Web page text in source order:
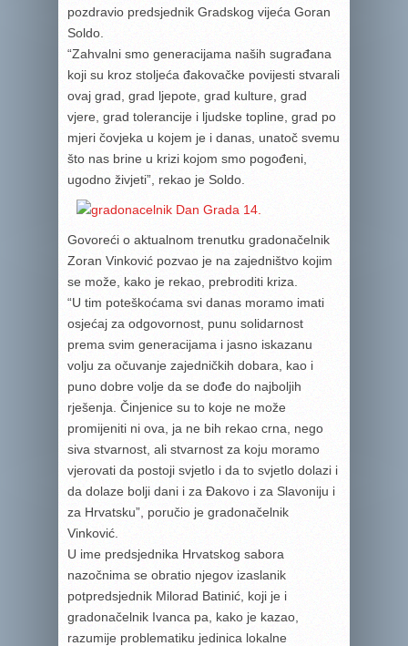
pozdravio predsjednik Gradskog vijeća Goran
Soldo.
“Zahvalni smo generacijama naših sugrađana
koji su kroz stoljeća đakovačke povijesti stvarali
ovaj grad, grad ljepote, grad kulture, grad
vjere, grad tolerancije i ljudske topline, grad po
mjeri čovjeka u kojem je i danas, unatoč svemu
što nas brine u krizi kojom smo pogođeni,
ugodno živjeti”, rekao je Soldo.
Govoreći o aktualnom trenutku gradonačelnik
Zoran Vinković pozvao je na zajedništvo kojim
se može, kako je rekao, prebroditi kriza.
“U tim poteškoćama svi danas moramo imati
osjećaj za odgovornost, punu solidarnost
prema svim generacijama i jasno iskazanu
volju za očuvanje zajedničkih dobara, kao i
puno dobre volje da se dođe do najboljih
rješenja. Činjenice su to koje ne može
promijeniti ni ova, ja ne bih rekao crna, nego
siva stvarnost, ali stvarnost za koju moramo
vjerovati da postoji svjetlo i da to svjetlo dolazi i
da dolaze bolji dani i za Đakovo i za Slavoniju i
za Hrvatsku”, poručio je gradonačelnik
Vinković.
U ime predsjednika Hrvatskog sabora
nazočnima se obratio njegov izaslanik
potpredsjednik Milorad Batinić, koji je i
gradonačelnik Ivanca pa, kako je kazao,
razumije problematiku jedinica lokalne